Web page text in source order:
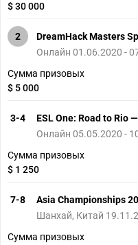
$ 30 000
2
DreamHack Masters
Онлайн 01.06.2020 -
Сумма призовых
$ 5 000
3-4
ESL One: Road to Rio
Онлайн 05.05.2020 -
Сумма призовых
$ 1 250
7-8
Asia Championships
Шанхай, Китай
Сумма призовых